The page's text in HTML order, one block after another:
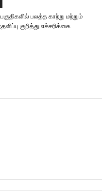
பலத்த காற்று மற்றும்
குறித்து எச்சரிக்கை